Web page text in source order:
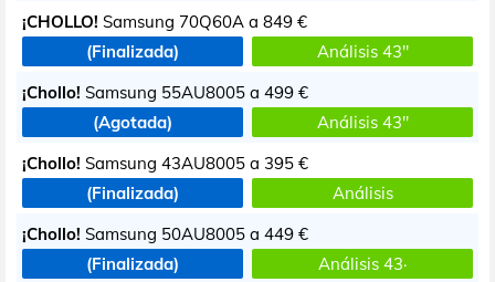
¡CHOLLO! Samsung 70Q60A a 849 €
(Finalizada)
Análisis 43"
¡Chollo! Samsung 55AU8005 a 499 €
(Agotada)
Análisis 43"
¡Chollo! Samsung 43AU8005 a 395 €
(Finalizada)
Análisis
¡Chollo! Samsung 50AU8005 a 449 €
(Finalizada)
Análisis 43·